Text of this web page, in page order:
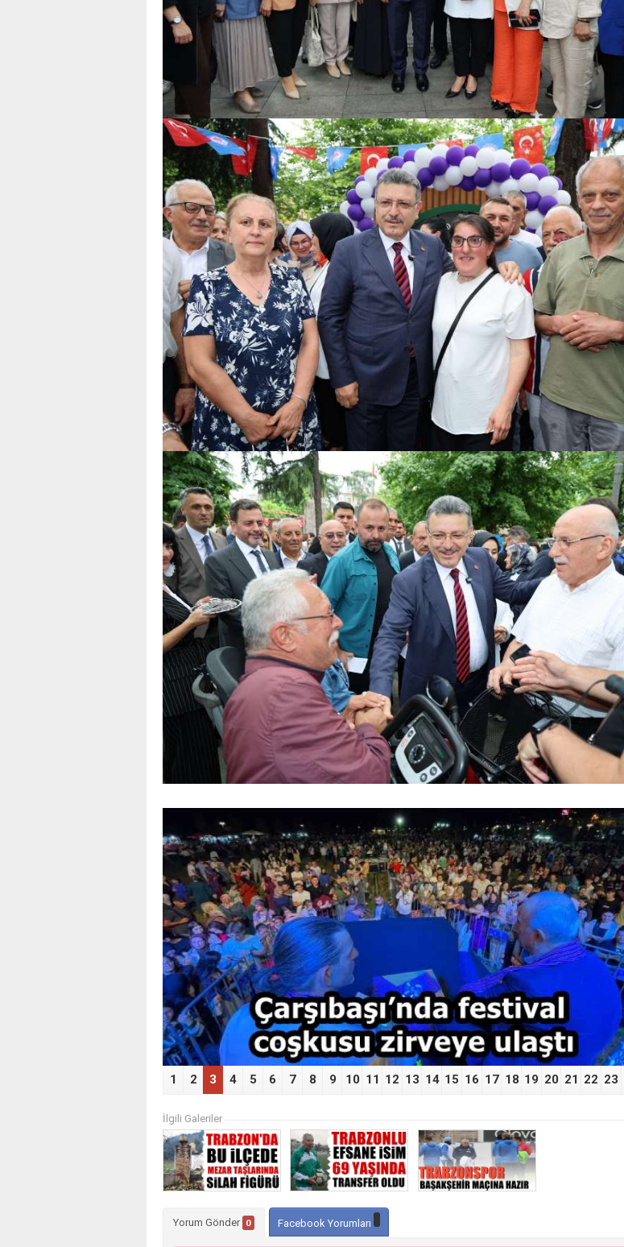
1 2 3 4 5 6 7 8 9 10 11 12 13 14 15 16 17 18 19 20 21 22 23
İlgili Galeriler
Yorum Gönder 0 Facebook Yorumları